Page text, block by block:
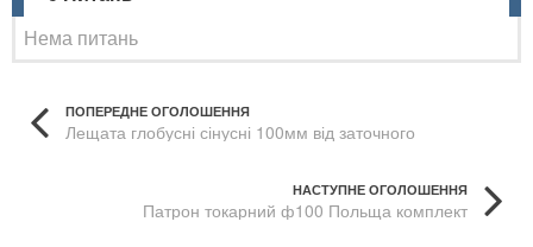
Нема питань
ПОПЕРЕДНЕ ОГОЛОШЕННЯ
Лещата глобусні сінусні 100мм від заточного
НАСТУПНЕ ОГОЛОШЕННЯ
Патрон токарний ф100 Польща комплект